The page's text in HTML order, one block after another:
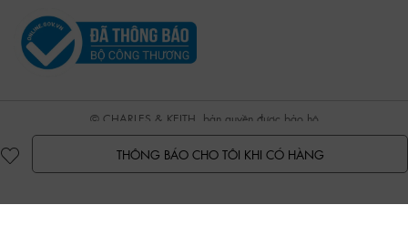
THÔNG BÁO CHO TÔI KHI CÓ HÀNG
© CHARLES & KEITH, bản quyền được bảo hộ